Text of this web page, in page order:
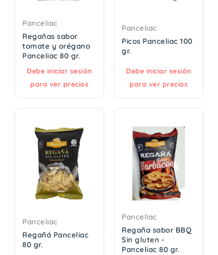
Panceliac
Regañas sabor
tomate y orégano
Panceliac 80 gr.
Debe iniciar sesión
para ver precios
Panceliac
Picos Panceliac 100
gr.
Debe iniciar sesión
para ver precios
Panceliac
Regañá Panceliac
80 gr.
Panceliac
Regaña sabor BBQ
Sin gluten -
Panceliac 80 gr.